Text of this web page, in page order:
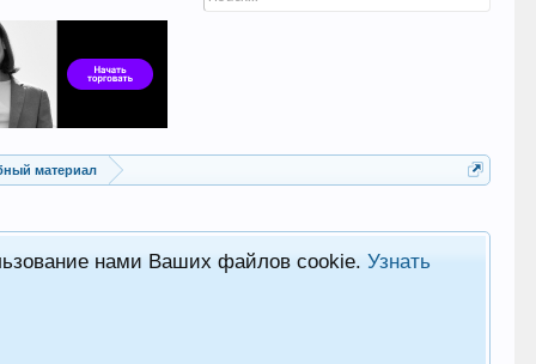
материал
нами Ваших файлов cookie.Узнать